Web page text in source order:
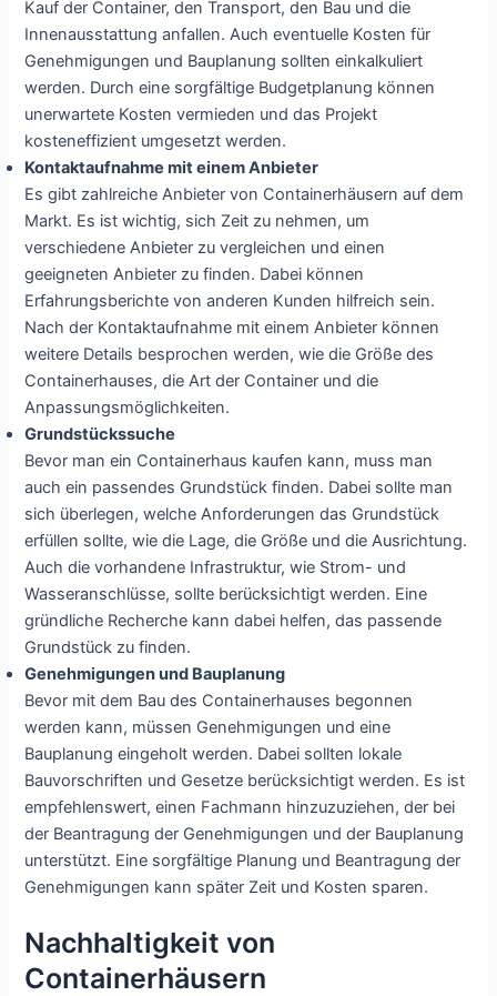
Kauf der Container, den Transport, den Bau und die
Innenausstattung anfallen. Auch eventuelle Kosten für
Genehmigungen und Bauplanung sollten einkalkuliert
werden. Durch eine sorgfältige Budgetplanung können
unerwartete Kosten vermieden und das Projekt
kosteneffizient umgesetzt werden.
Kontaktaufnahme mit einem Anbieter
Es gibt zahlreiche Anbieter von Containerhäusern auf dem
Markt. Es ist wichtig, sich Zeit zu nehmen, um
verschiedene Anbieter zu vergleichen und einen
geeigneten Anbieter zu finden. Dabei können
Erfahrungsberichte von anderen Kunden hilfreich sein.
Nach der Kontaktaufnahme mit einem Anbieter können
weitere Details besprochen werden, wie die Größe des
Containerhauses, die Art der Container und die
Anpassungsmöglichkeiten.
Grundstückssuche
Bevor man ein Containerhaus kaufen kann, muss man
auch ein passendes Grundstück finden. Dabei sollte man
sich überlegen, welche Anforderungen das Grundstück
erfüllen sollte, wie die Lage, die Größe und die Ausrichtung.
Auch die vorhandene Infrastruktur, wie Strom- und
Wasseranschlüsse, sollte berücksichtigt werden. Eine
gründliche Recherche kann dabei helfen, das passende
Grundstück zu finden.
Genehmigungen und Bauplanung
Bevor mit dem Bau des Containerhauses begonnen
werden kann, müssen Genehmigungen und eine
Bauplanung eingeholt werden. Dabei sollten lokale
Bauvorschriften und Gesetze berücksichtigt werden. Es ist
empfehlenswert, einen Fachmann hinzuzuziehen, der bei
der Beantragung der Genehmigungen und der Bauplanung
unterstützt. Eine sorgfältige Planung und Beantragung der
Genehmigungen kann später Zeit und Kosten sparen.
Nachhaltigkeit von
Containerhäusern